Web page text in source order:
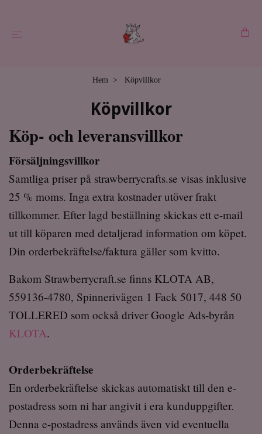
Hem Köpvillkor
Köpvillkor
Köp- och leveransvillkor
Försäljningsvillkor
Samtliga priser på strawberrycrafts.se visas inklusive
25 % moms. Inga extra kostnader utöver frakt
tillkommer. Efter lagd beställning skickas ett e-mail
ut till köparen med detaljerad information om köpet.
Din orderbekräftelse/faktura gäller som kvitto.
Bakom Strawberrycraft.se finns KLOTA AB,
559136-4780, Spinnerivägen 1 Fack 5017, 448 50
TOLLERED som också driverGoogle Ads-byrån
KLOTA.
Orderbekräftelse
En orderbekräftelse skickas automatiskt till den e-
postadress som ni har angivit i era kunduppgifter.
Denna e-postadress används även vid eventuella